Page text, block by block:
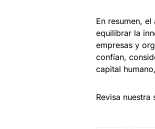
En resumen,
equilibrar la
empresas y
confían,
capital
Revisa nuestra